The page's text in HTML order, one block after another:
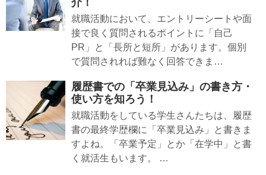
介！
就職活動において、エントリーシートや面
接で良く質問されるポイントに「自己
PR」と「長所と短所」があります。個別
で質問されれば難なく回答できま…
履歴書での「卒業見込み」の書き方・
使い方を知ろう！
就職活動をしている学生さんたちは、履歴
書の最終学歴欄に「卒業見込み」と書きま
すよね。「卒業予定」とか「在学中」と書
く就活生もいます。 …